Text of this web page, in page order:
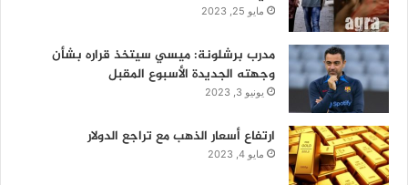
مايو 25, 2023
مدرب برشلونة: ميسي سيتخذ قراره بشأن
وجهته الجديدة الأسبوع المقبل
يونيو 3, 2023
ارتفاع أسعار الذهب مع تراجع الدولار
مايو 4, 2023